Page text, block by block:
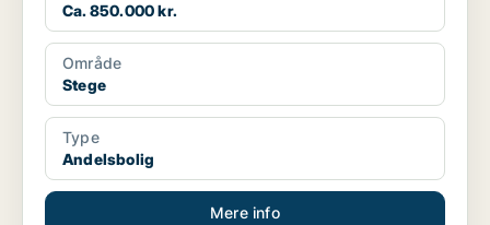
Ca. 850.000 kr.
Område
Stege
Type
Andelsbolig
Mere info